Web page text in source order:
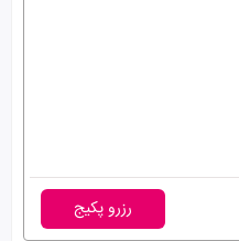
رزرو پکیج